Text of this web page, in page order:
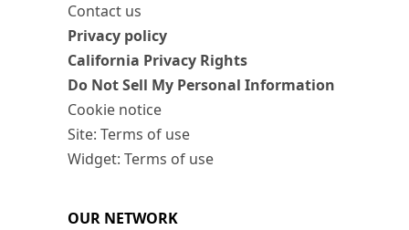
Contact us
Privacy policy
California Privacy Rights
Do Not Sell My Personal Information
Cookie notice
Site: Terms of use
Widget: Terms of use
OUR NETWORK